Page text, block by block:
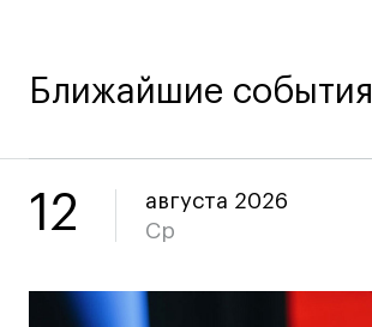
Коммерческий фотограф
Для школьников
Интенсивы
Долгосрочные
Ближайшие события
12
августа 2026
Ср